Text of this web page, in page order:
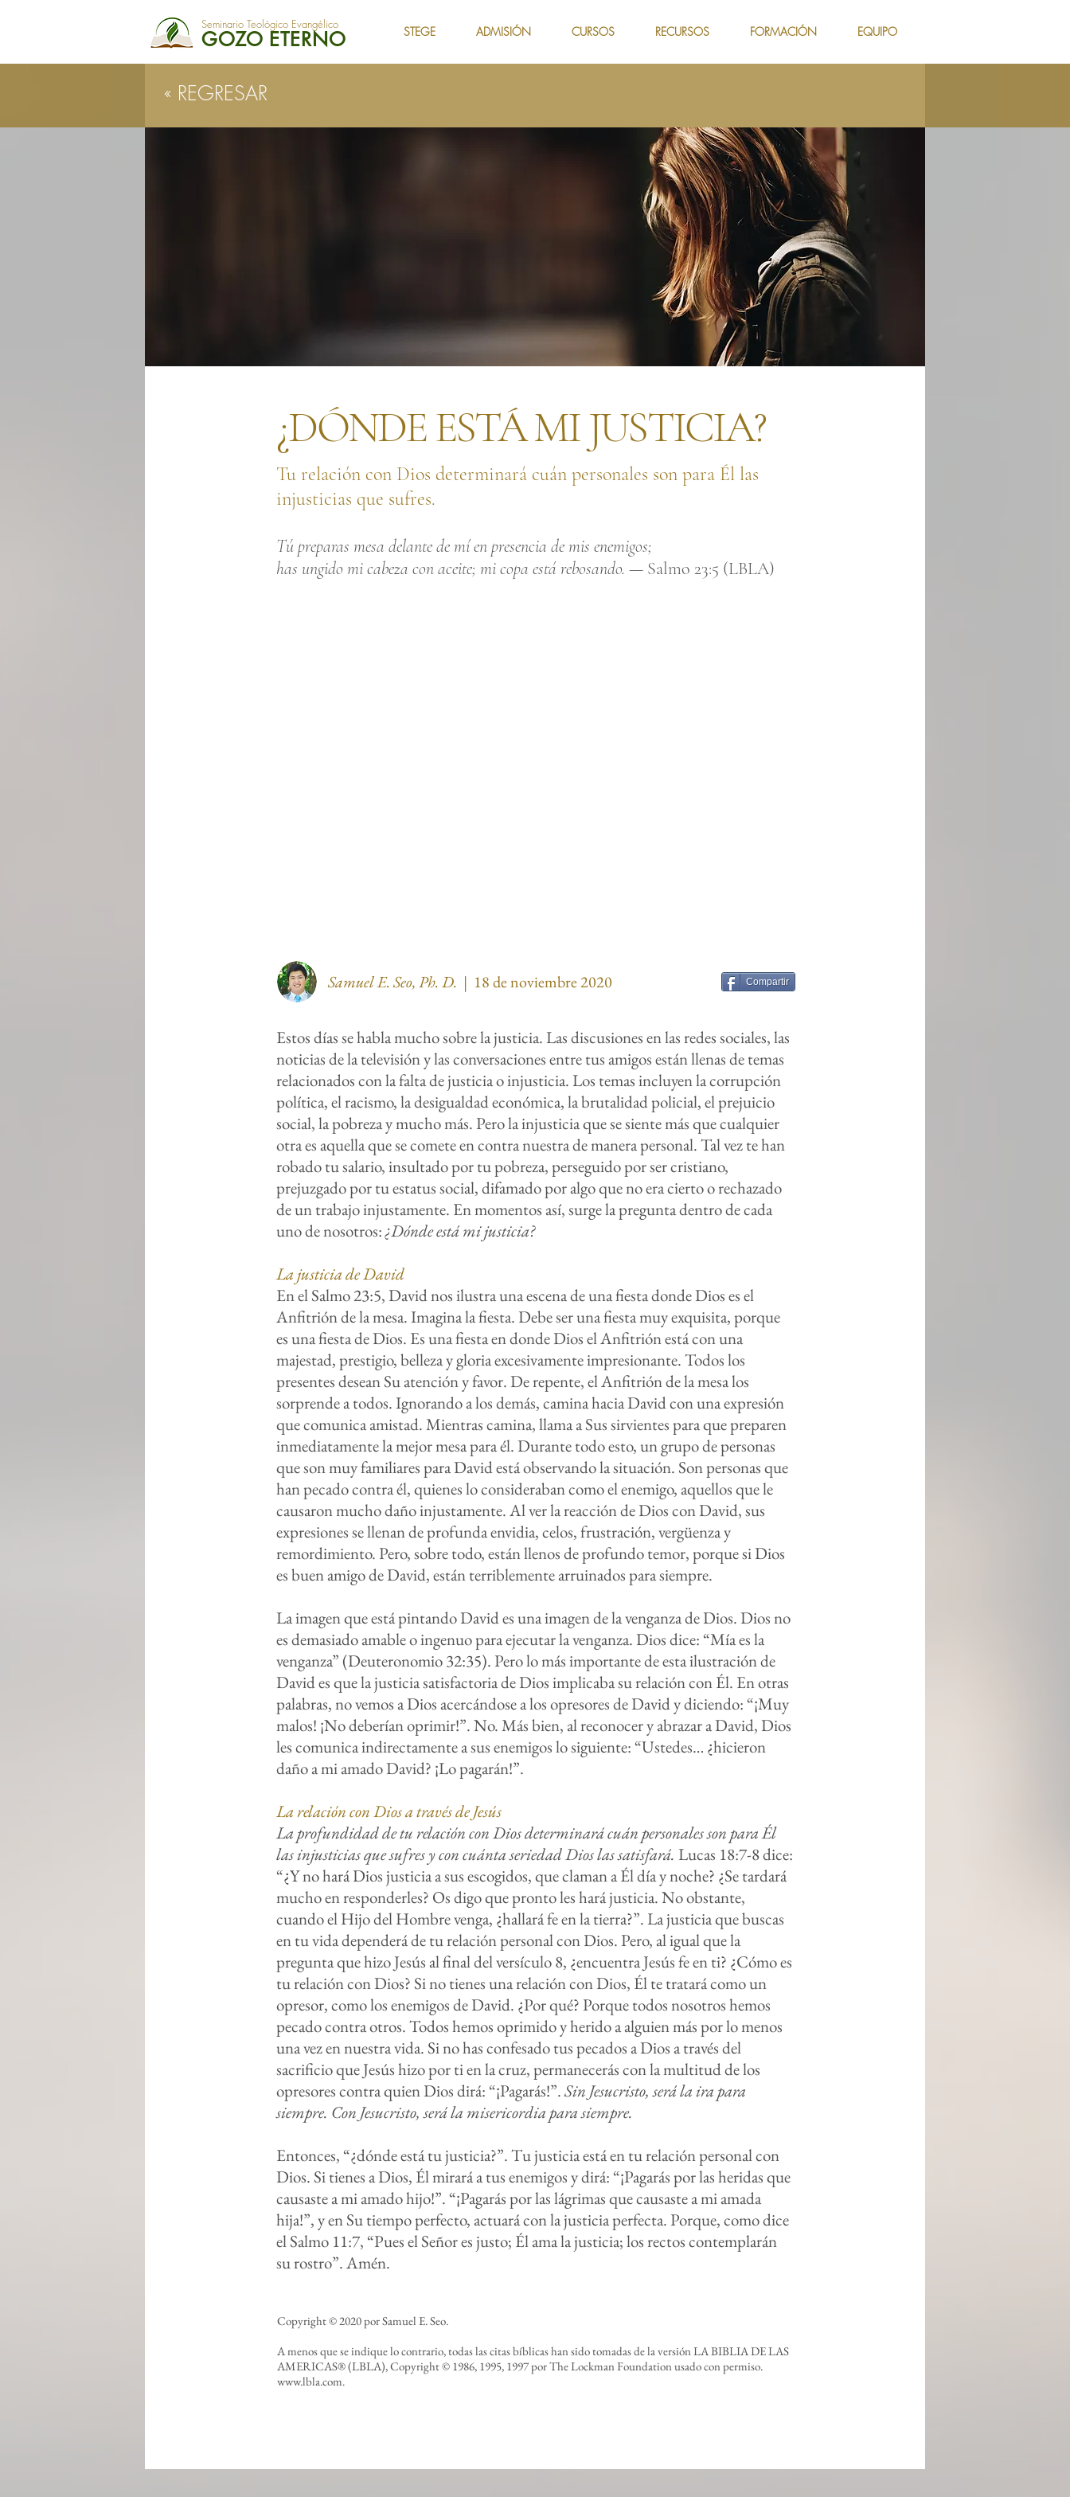
Seminario Teológico Evangélico
GOZO ETERNO STEGE ADMISIÓN CURSOS RECURSOS FORMACIÓN EQUIPO
¿DÓNDE ESTÁ MI JUSTICIA?
​Tu relación con Dios determinará cuán personales son para Él las
injusticias que sufres.
Tú preparas mesa delante de mí en presencia de mis enemigos;
has ungido mi cabeza con aceite; mi copa está rebosando. — Salmo 23:5 (LBLA)
Compartir
Samuel E. Seo, Ph. D. | 18 de noviembre 2020
Estos días se habla mucho sobre la justicia. Las discusiones en las redes sociales, las
noticias de la televisión y las conversaciones entre tus amigos están llenas de temas
relacionados con la falta de justicia o injusticia. Los temas incluyen la corrupción
política, el racismo, la desigualdad económica, la brutalidad policial, el prejuicio
social, la pobreza y mucho más. Pero la injusticia que se siente más que cualquier
otra es aquella que se comete en contra nuestra de manera personal. Tal vez te han
robado tu salario, insultado por tu pobreza, perseguido por ser cristiano,
prejuzgado por tu estatus social, difamado por algo que no era cierto o rechazado
de un trabajo injustamente. En momentos así, surge la pregunta dentro de cada
uno de nosotros:¿Dónde está mi justicia?
La justicia de David
En el Salmo 23:5, David nos ilustra una escena de una fiesta donde Dios es el
Anfitrión de la mesa. Imagina la fiesta. Debe ser una fiesta muy exquisita, porque
es una fiesta de Dios. Es una fiesta en donde Dios el Anfitrión está con una
majestad, prestigio, belleza y gloria excesivamente impresionante. Todos los
presentes desean Su atención y favor. De repente, el Anfitrión de la mesa los
sorprende a todos. Ignorando a los demás, camina hacia David con una expresión
que comunica amistad. Mientras camina, llama a Sus sirvientes para que preparen
inmediatamente la mejor mesa para él. Durante todo esto, un grupo de personas
que son muy familiares para David está observando la situación. Son personas que
han pecado contra él, quienes lo consideraban como el enemigo, aquellos que le
causaron mucho daño injustamente. Al ver la reacción de Dios con David, sus
expresiones se llenan de profunda envidia, celos, frustración, vergüenza y
remordimiento. Pero, sobre todo, están llenos de profundo temor, porque si Dios
es buen amigo de David, están terriblemente arruinados para siempre.
La imagen que está pintando David es una imagen de la venganza de Dios. Dios no
es demasiado amable o ingenuo para ejecutar la venganza. Dios dice: “Mía es la
venganza” (Deuteronomio 32:35). Pero lo más importante de esta ilustración de
David es que la justicia satisfactoria de Dios implicaba su relación con Él. En otras
palabras, no vemos a Dios acercándose a los opresores de David y diciendo: “¡Muy
malos! ¡No deberían oprimir!”. No. Más bien, al reconocer y abrazar a David, Dios
les comunica indirectamente a sus enemigos lo siguiente: “Ustedes… ¿hicieron
daño a mi amado David? ¡Lo pagarán!”.
La relación con Dios a través de Jesús
La profundidad de tu relación con Dios determinará cuán personales son para Él
las injusticias que sufres y con cuánta seriedad Dios las satisfará. Lucas 18:7-8 dice:
“¿Y no hará Dios justicia a sus escogidos, que claman a Él día y noche? ¿Se tardará
mucho en responderles? Os digo que pronto les hará justicia. No obstante,
cuando el Hijo del Hombre venga, ¿hallará fe en la tierra?”. La justicia que buscas
en tu vida dependerá de tu relación personal con Dios. Pero, al igual que la
pregunta que hizo Jesús al final del versículo 8, ¿encuentra Jesús fe en ti? ¿Cómo es
tu relación con Dios? Si no tienes una relación con Dios, Él te tratará como un
opresor, como los enemigos de David. ¿Por qué? Porque todos nosotros hemos
pecado contra otros. Todos hemos oprimido y herido a alguien más por lo menos
una vez en nuestra vida. Si no has confesado tus pecados a Dios a través del
sacrificio que Jesús hizo por ti en la cruz, permanecerás con la multitud de los
opresores contra quien Dios dirá: “¡Pagarás!”.Sin Jesucristo, será la ira para
siempre. Con Jesucristo, será la misericordia para siempre.
Entonces, “¿dónde está tu justicia?”. Tu justicia está en tu relación personal con
Dios. Si tienes a Dios, Él mirará a tus enemigos y dirá: “¡Pagarás por las heridas que
causaste a mi amado hijo!”. “¡Pagarás por las lágrimas que causaste a mi amada
hija!”, y en Su tiempo perfecto, actuará con la justicia perfecta. Porque, como dice
el Salmo 11:7, “Pues el Señor es justo; Él ama la justicia; los rectos contemplarán
su rostro”. Amén.
Copyright © 2020 por Samuel E. Seo.
A menos que se indique lo contrario, todas las citas bíblicas han sido tomadas de la versión LA BIBLIA DE LAS
AMERICAS® (LBLA), Copyright © 1986, 1995, 1997 por The Lockman Foundation usado con permiso.
www.lbla.com.
« REGRESAR